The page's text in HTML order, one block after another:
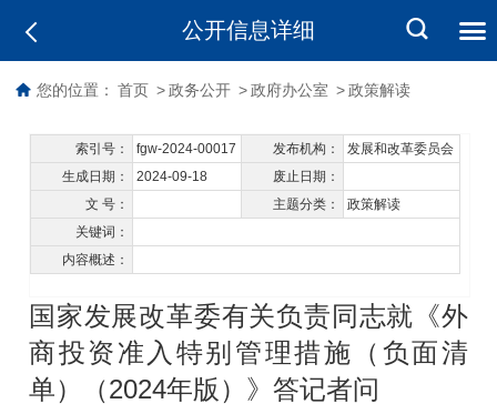
公开信息详细
您的位置： 首页 > 政务公开 > 政府办公室 > 政策解读
索引号： fgw-2024-00017 发布机构：
发展和改革委员会
生成日期：
2024-09-18
废止日期：
文 号：
主题分类：
政策解读
关键词：
内容概述：
国家发展改革委有关负责同志就《外
商投资准入特别管理措施（负面清
单）（2024年版）》答记者问